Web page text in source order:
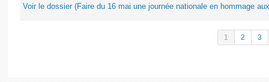
Voir le dossier (Faire du 16 mai une journée nationale en hommage
1 2 3